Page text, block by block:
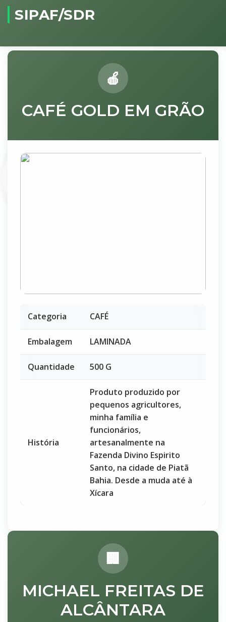
SIPAF/SDR
CAFÉ GOLD EM GRÃO
Categoria CAFÉ
Embalagem LAMINADA
Quantidade 500 G
História
Produto produzido por
pequenos agricultores,
minha família e
funcionários,
artesanalmente na
Fazenda Divino Espirito
Santo, na cidade de Piatã
Bahia. Desde a muda até à
Xícara
MICHAEL FREITAS DE
ALCÂNTARA